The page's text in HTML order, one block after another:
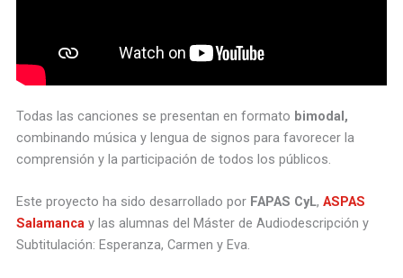
Todas las canciones se presentan en formato bimodal,
combinando música y lengua de signos para favorecer la
comprensión y la participación de todos los públicos.
Este proyecto ha sido desarrollado por FAPAS CyL, ASPAS
Salamancay las alumnas del Máster de Audiodescripción y
Subtitulación: Esperanza, Carmen y Eva.